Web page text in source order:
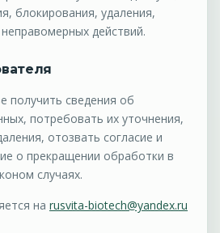
блокирования, удаления,
действий.
получить сведения об
потребовать их уточнения,
отозвать согласие и
о прекращении обработки в
случаях.
на rusvita-biotech@yandex.ru